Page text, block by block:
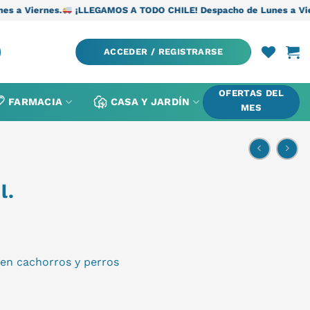
¡LLEGAMOS A TODO CHILE! Despacho de Lunes a Viernes.
ACCEDER / REGISTRARSE
FARMACIA CASA Y JARDÍN
OFERTAS DEL
MES
cachorros y perros